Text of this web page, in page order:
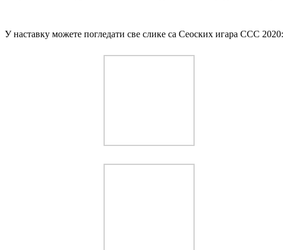
У наставку можете погледати све слике са Сеоских игара ССС 2020: